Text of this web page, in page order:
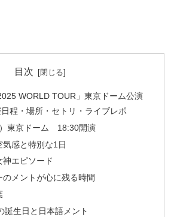
目次
WORLD TOUR」東京ドーム公演
日程・場所・セトリ・ライブレポ
東京ドーム 18:30開演
気感と特別な1日
神エピソード
のメントが心に残る時間
誕生日と日本語メント